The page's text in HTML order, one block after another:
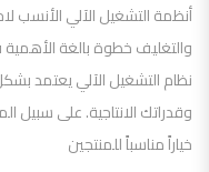
أنظمة التشغيل الآلي الأنسب
والتغليف خطوة بالغة الأهمية
نظام التشغيل الآلي يعتمد
وقدراتك الانتاجية. على سبيل
خياراً مناسباً للمنتجين